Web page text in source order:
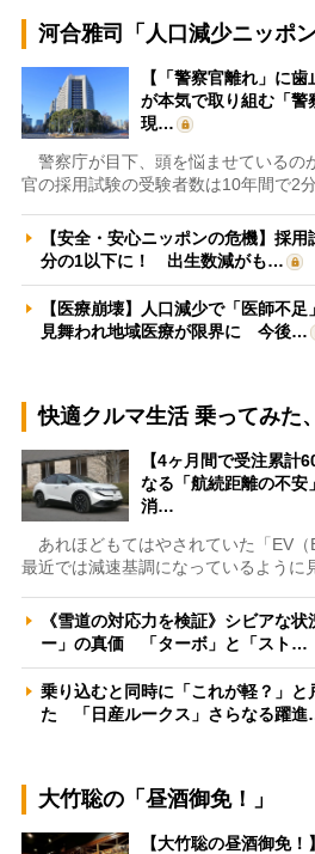
河合雅司「人口減少ニッポン
【「警察官離れ」に
が本気で取り組む「
現…
警察庁が目下、頭を悩ませているの
官の採用試験の受験者数は10年間で2
【安全・安心ニッポンの危機】採
分の1以下に！ 出生数減がも…
【医療崩壊】人口減少で「医師不
見舞われ地域医療が限界に 今後…
快適クルマ生活 乗ってみた
【4ヶ月間で受注累計
なる「航続距離の不安
消…
あれほどもてはやされていた「EV（
最近では減速基調になっているように
《雪道の対応力を検証》シビアな
ー」の真価 「ターボ」と「スト…
乗り込むと同時に「これが軽？」と
た 「日産ルークス」さらなる躍
大竹聡の「昼酒御免！」
【大竹聡の昼酒御免